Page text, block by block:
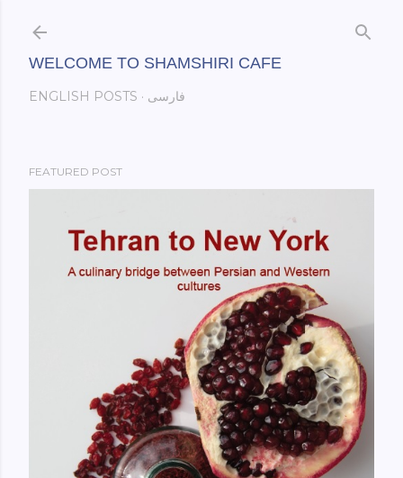
WELCOME TO SHAMSHIRI CAFE
ENGLISH POSTS فارسی
FEATURED POST